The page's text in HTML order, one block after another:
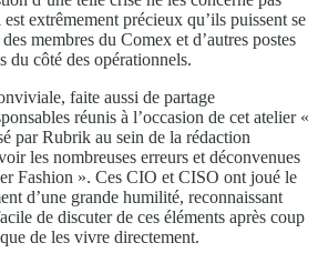
extrêmement précieux qu’ils puissent se
membres du Comex et d’autres postes
du côté des opérationnels.
faite aussi de partage
réunis à l’occasion de cet atelier «
par Rubrik au sein de la rédaction
les nombreuses erreurs et déconvenues
Fashion ». Ces CIO et CISO ont joué le
d’une grande humilité, reconnaissant
de discuter de ces éléments après coup
de les vivre directement.